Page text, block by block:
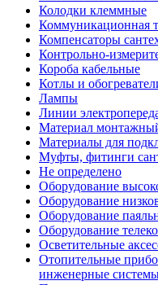
Колодки клеммные
Коммуникационная
Компенсаторы
Контрольно-
Короба кабельные
Котлы и
Лампы
Линии
Материал
Материалы для
Муфты, фитинги
Не определено
Оборудование
Оборудование
Оборудование
Оборудование
Осветительные
Отопительные
инженерные